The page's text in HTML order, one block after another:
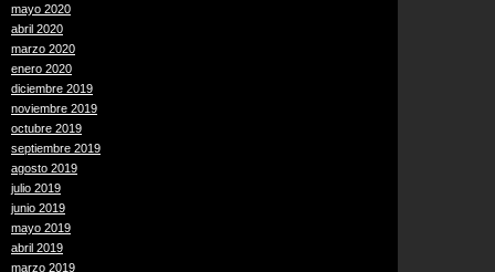
mayo 2020
abril 2020
marzo 2020
enero 2020
diciembre 2019
noviembre 2019
octubre 2019
septiembre 2019
agosto 2019
julio 2019
junio 2019
mayo 2019
abril 2019
marzo 2019